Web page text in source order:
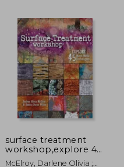
40%
dcto.
surface treatment
workshop,explore 45
mixed-media
McElroy, Darlene Olivia ;